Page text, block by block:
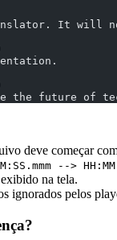
It will
the future of
deve começar
-->
na tela.
ignorados pelos